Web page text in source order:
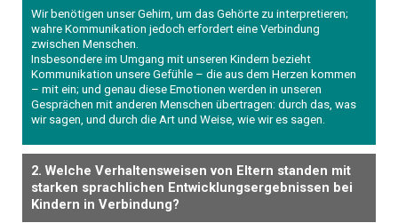
Wir benötigen unser Gehirn, um das Gehörte zu interpretieren;
wahre Kommunikation jedoch erfordert eine Verbindung
zwischen Menschen.
Insbesondere im Umgang mit unseren Kindern bezieht
Kommunikation unsere Gefühle – die aus dem Herzen kommen
– mit ein; und genau diese Emotionen werden in unseren
Gesprächen mit anderen Menschen übertragen: durch das, was
wir sagen, und durch die Art und Weise, wie wir es sagen.
2. Welche Verhaltensweisen von Eltern standen mit
starken sprachlichen Entwicklungsergebnissen bei
Kindern in Verbindung?